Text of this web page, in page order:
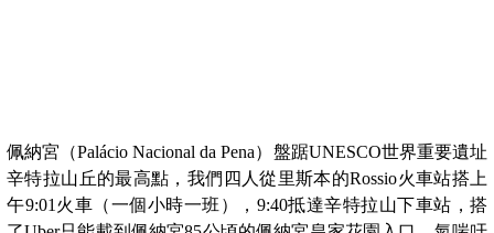
佩納宮（Palácio Nacional da Pena）盤踞UNESCO世界重要遺址
辛特拉山丘的最高點，我們四人從里斯本的Rossio火車站搭上
午9:01火車（一個小時一班），9:40抵達辛特拉山下車站，搭